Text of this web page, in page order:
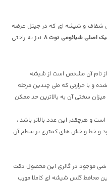
شفاف و شیشه ای که در جیتل عرضه
اصلی شیائومی نوت 8
نیز به راحتی
نام آن مشخص است از شیشه
درصد تولید شده و با حرارتی که طی چندین مرحله
سختی آن به بالاترین حد ممکن
و هرچقدر این عدد بالاتر باشد ،
و خط و خش های کمتری بر سطح آن
موجود در گالری این محصول دقت
محافظ گلس شیشه ای کاملا مورب